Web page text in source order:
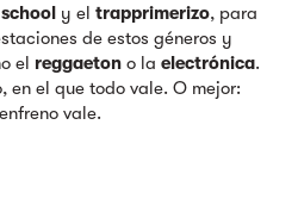
y el trapprimerizo, para
de estos géneros y
el reggaeton o la electrónica.
en el que todo vale. O mejor:
vale.